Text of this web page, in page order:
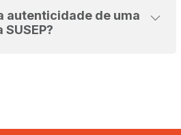
autenticidade de uma